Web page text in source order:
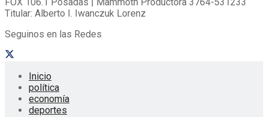
Titular: Alberto I. Iwanczuk Lorenz
Seguinos en las Redes
Inicio
política
economía
deportes